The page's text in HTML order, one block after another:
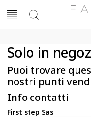
Solo in
Puoi trovare
nostri punti
Info contatti
First step Sas